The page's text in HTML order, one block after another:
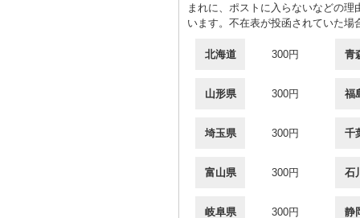
まれに、ポストに入らないなどの
います。不在表が投函されていた
北海道 300円 青
山形県 300円 福
埼玉県 300円 千
富山県 300円 石
岐阜県 300円 静